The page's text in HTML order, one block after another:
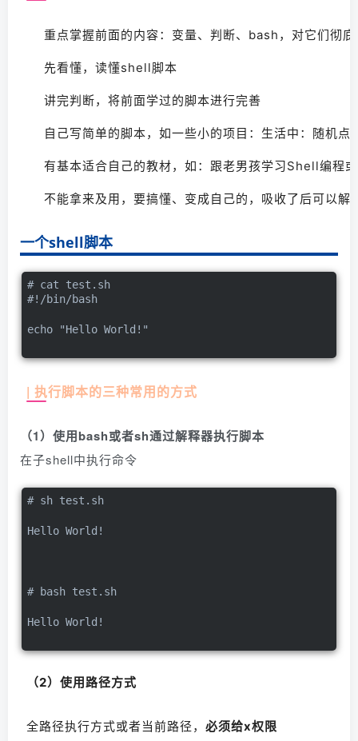
重点掌握前面的内容：变量、判断、bash，对它们彻
先看懂，读懂shell脚本
讲完判断，将前面学过的脚本进行完善
自己写简单的脚本，如一些小的项目：生活中：随机
有基本适合自己的教材，如：跟老男孩学习Shell编程
不能拿来及用，要搞懂、变成自己的，吸收了后可以
一个shell脚本
# cat test.sh
#!/bin/bash
echo "Hello World!"
| 执行脚本的三种常用的方式
（1）使用bash或者sh通过解释器执行脚本
在子shell中执行命令
# sh test.sh
Hello World!
# bash test.sh
Hello World!
（2）使用路径方式
全路径执行方式或者当前路径， 必须给x权限